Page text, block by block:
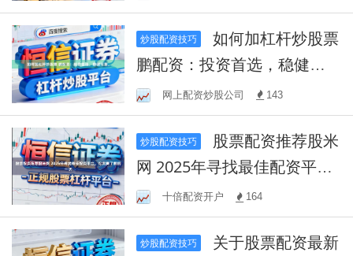
炒股配资技巧
如何加杠杆炒股票
鹏配资：投资首选，稳健可
靠。网上配资炒股公司 143
炒股配资技巧
网 2025年寻找最佳配资平
台，你需要了解的一切
十倍配资开户 164
炒股配资技巧